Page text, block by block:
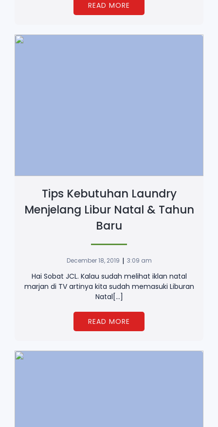
READ MORE
Tips Kebutuhan Laundry
Menjelang Libur Natal & Tahun
Baru
December 18, 2019 | 3:09 am
Hai Sobat JCL. Kalau sudah melihat iklan natal
marjan di TV artinya kita sudah memasuki Liburan
Natal[…]
READ MORE